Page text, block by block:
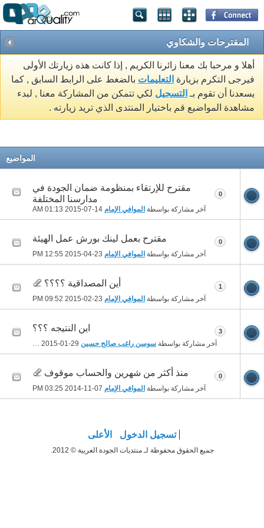
المقترحات والشكاوي
أهلا و مرحبا بك معنا زائرنا الكريم , إذا كانت هذه زيارتك الأولى
فيرجى التكرم بزيارة التعليمات بالضغط على الرابط السابق , كما
يسعدنا أن تقوم بـ التسجيل لكي تتمكن من المشاركة معنا , لبدء
مشاهدة المواضيع قم باختيار المنتدى الذي تريد زيارته .
المواضيع
مقترح للإرتقاء بمنظومة ضمان الجودة في
مدارسنا المختلفة
آخر مشاركة بواسطة الموافي الإمام 01:13 AM
0
مقترح بعمل لينك بورش عمل الهيئة
آخر مشاركة بواسطة الموافي الإمام 12:55 PM
0
أين المصداقية ؟؟؟؟
آخر مشاركة بواسطة الموافي الإمام 09:52 PM
1
اين النتيجه ؟؟؟
آخر مشاركة بواسطة سوسن راغب صالح حسين 07:56 PM
3
منذ أكثر من شهرين والحساب موقوف
آخر مشاركة بواسطة الموافي الإمام 03:25 PM
0
تسجيل الدخول الأعلى
جميع الحقوق محفوظة لـ منتديات الجودة العربية © 2012.